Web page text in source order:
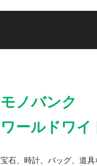
モノバンク
ワールドワ
宝石、時計、バッグ、道